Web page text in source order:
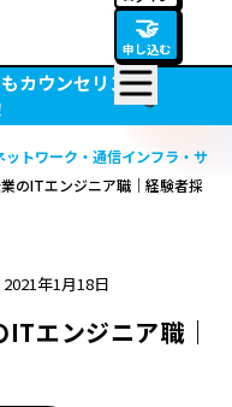
🤝
申し込む
カウンセリン
ットワーク・通信インフラ・サ
のITエンジニア職｜経験者採
年1月18日
ITエンジニア職｜